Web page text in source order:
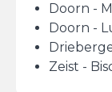
Doorn -
Doorn -
Zeist -